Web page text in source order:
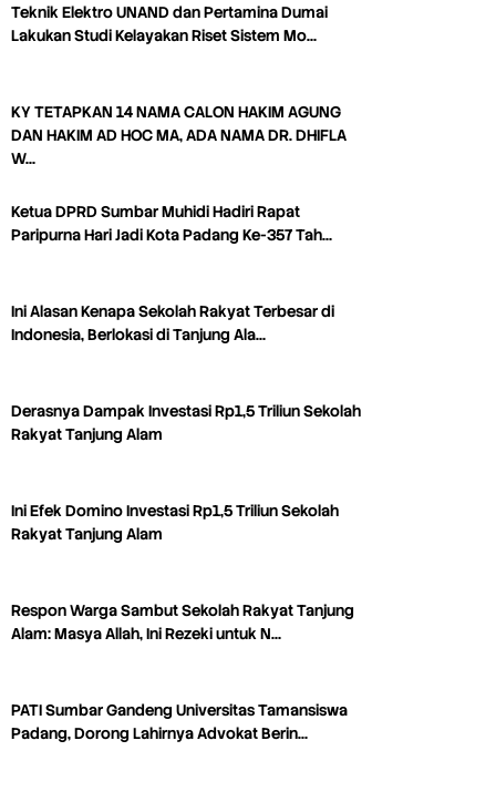
Teknik Elektro UNAND dan Pertamina Dumai
Lakukan Studi Kelayakan Riset Sistem Mo…
KY TETAPKAN 14 NAMA CALON HAKIM AGUNG
DAN HAKIM AD HOC MA, ADA NAMA DR. DHIFLA
W…
Ketua DPRD Sumbar Muhidi Hadiri Rapat
Paripurna Hari Jadi Kota Padang Ke-357 Tah…
Ini Alasan Kenapa Sekolah Rakyat Terbesar di
Indonesia, Berlokasi di Tanjung Ala…
Derasnya Dampak Investasi Rp1,5 Triliun Sekolah
Rakyat Tanjung Alam
Ini Efek Domino Investasi Rp1,5 Triliun Sekolah
Rakyat Tanjung Alam
Respon Warga Sambut Sekolah Rakyat Tanjung
Alam: Masya Allah, Ini Rezeki untuk N…
PATI Sumbar Gandeng Universitas Tamansiswa
Padang, Dorong Lahirnya Advokat Berin…